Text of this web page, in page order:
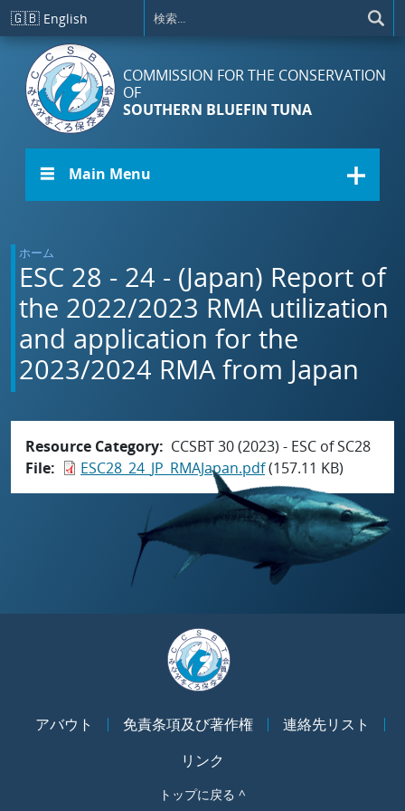
メインコンテンツに移動
🇬🇧 English
COMMISSION FOR THE CONSERVATION
OF
SOUTHERN BLUEFIN TUNA
☰ Main Menu
ホーム
ESC 28 - 24 - (Japan) Report of
the 2022/2023 RMA utilization
and application for the
2023/2024 RMA from Japan
Resource Category
CCSBT 30 (2023) - ESC of SC28
File
ESC28_24_JP_RMAJapan.pdf(157.11 KB)
アバウト 免責条項及び著作権
連絡先リスト
リンク
トップに戻る ^